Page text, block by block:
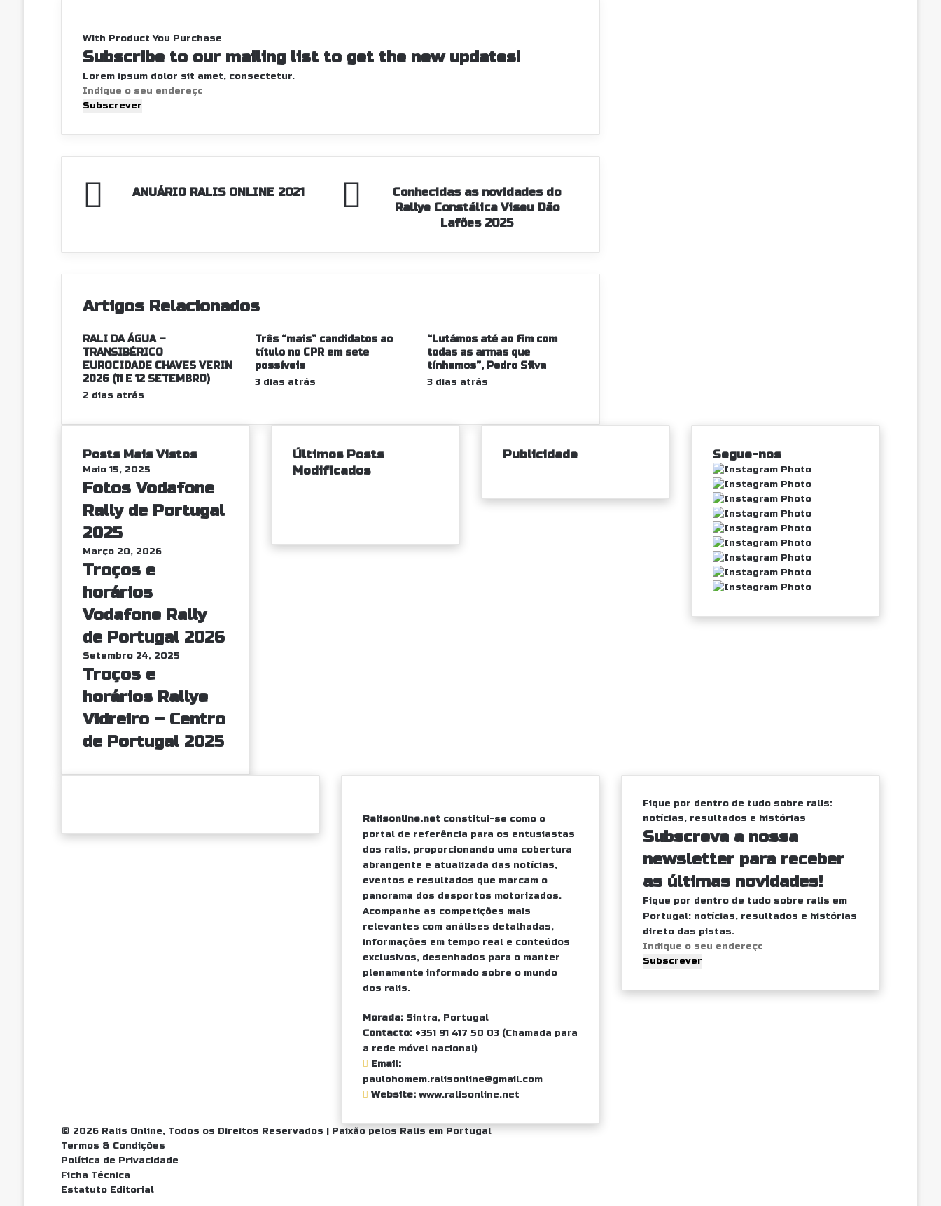
With Product You Purchase
Subscribe to our mailing list to get the new updates!
Lorem ipsum dolor sit amet, consectetur.
Indique
o
endereço
ANUÁRIO
RALIS
ANUÁRIO RALIS ONLINE 2021
Conhecidas
as
novidades
Viseu
Conhecidas as novidades do
Rallye Constálica Viseu Dão
Lafões 2025
Artigos Relacionados
RALI DA ÁGUA –
TRANSIBÉRICO
EUROCIDADE CHAVES VERIN
2026 (11 E 12 SETEMBRO)
2 dias atrás
Três “mais” candidatos ao
título no CPR em sete
possíveis
3 dias atrás
“Lutámos até ao fim com
todas as armas que
tínhamos”, Pedro Silva
3 dias atrás
Posts Mais Vistos
Maio 15, 2025
Fotos Vodafone
Rally de Portugal
2025
Março 20, 2026
Troços e
horários
Vodafone Rally
de Portugal 2026
Setembro 24, 2025
Troços e
horários Rallye
Vidreiro – Centro
de Portugal 2025
Últimos Posts
Modificados
Publicidade Segue-nos
Ralisonline.netconstitui-se como o
portal de referência para os entusiastas
dos ralis, proporcionando uma cobertura
abrangente e atualizada das notícias,
eventos e resultados que marcam o
panorama dos desportos motorizados.
Acompanhe as competições mais
relevantes com análises detalhadas,
informações em tempo real e conteúdos
exclusivos, desenhados para o manter
plenamente informado sobre o mundo
dos ralis.
Morada:Sintra, Portugal
Contacto: +351 91 417 50 03(Chamada para
a rede móvel nacional)
Email:
paulohomem.ralisonline@gmail.com
Website: www.ralisonline.net
Fique por dentro de tudo sobre ralis:
notícias, resultados e histórias
Subscreva a nossa
newsletter para receber
as últimas novidades!
Fique por dentro de tudo sobre ralis em
Portugal: notícias, resultados e histórias
direto das pistas.
Indique
o
endereço
© 2026 Ralis Online, Todos os Direitos Reservados | Paixão pelos Ralis em Portugal
Termos & Condições
Política de Privacidade
Ficha Técnica
Estatuto Editorial